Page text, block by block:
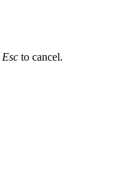
Esc to cancel.